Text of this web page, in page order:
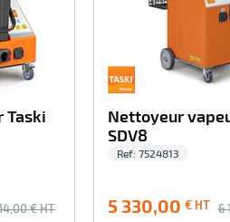
Taski
€ HT
Nettoyeur
SDV8
Ref: 7524813
5 330,00 € HT 6